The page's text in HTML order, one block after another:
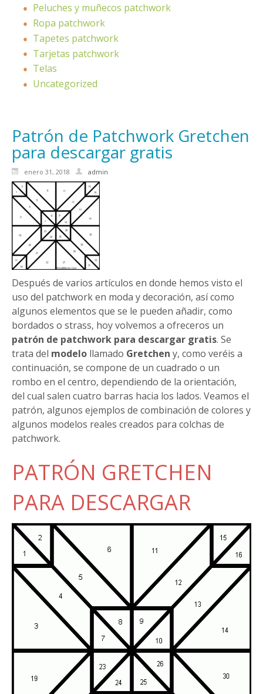
Peluches y muñecos patchwork
Ropa patchwork
Tapetes patchwork
Tarjetas patchwork
Telas
Uncategorized
Patrón de Patchwork Gretchen
para descargar gratis
enero 31, 2018 admin
Después de varios artículos en donde hemos visto el
uso del patchwork en moda y decoración, así como
algunos elementos que se le pueden añadir, como
bordados o strass, hoy volvemos a ofreceros un
patrón de patchwork para descargar gratis. Se
trata del modelo llamado Gretchen y, como veréis a
continuación, se compone de un cuadrado o un
rombo en el centro, dependiendo de la orientación,
del cual salen cuatro barras hacia los lados. Veamos el
patrón, algunos ejemplos de combinación de colores y
algunos modelos reales creados para colchas de
patchwork.
PATRÓN GRETCHEN
PARA DESCARGAR